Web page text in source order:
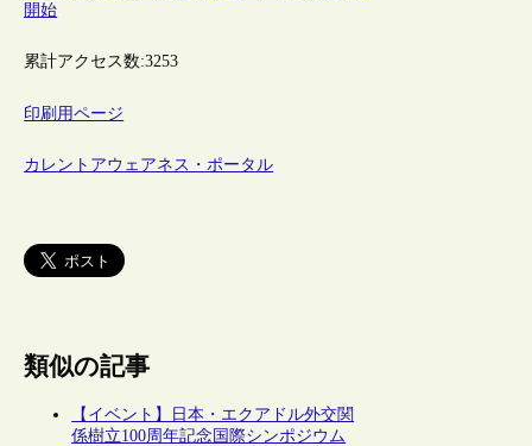
開始
累計アクセス数:3253
印刷用ページ
カレントアウェアネス・ポータル
類似の記事
【イベント】日本・エクアドル外交関
係樹立100周年記念国際シンポジウム